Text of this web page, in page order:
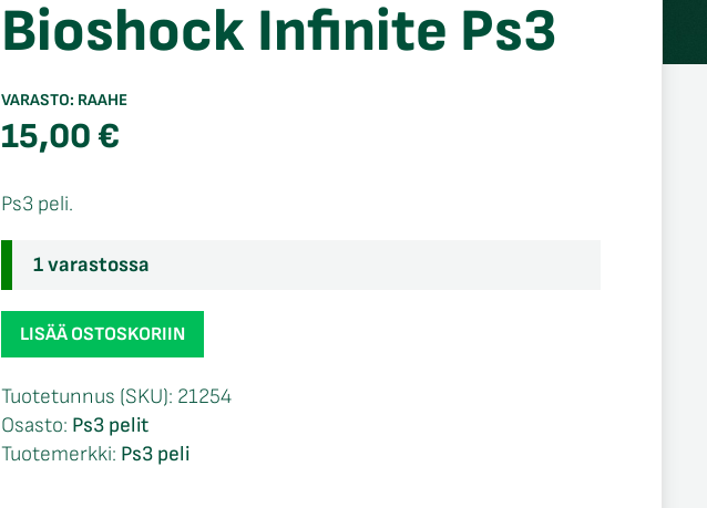
Bioshock Infinite Ps3
VARASTO: RAAHE
15,00€
Ps3 peli.
1 varastossa
Bioshock
Infinite
määrä
LISÄÄ OSTOSKORIIN
Tuotetunnus (SKU): 21254
Osasto: Ps3 pelit
Tuotemerkki: Ps3 peli